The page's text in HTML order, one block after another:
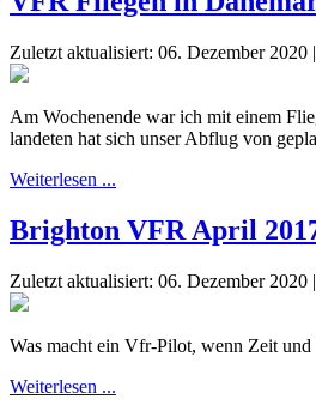
Zuletzt aktualisiert: 06. Dezember 2020 |
Am Wochenende war ich mit einem
landeten hat sich unser Abflug von
Weiterlesen ...
Brighton VFR April
Zuletzt aktualisiert: 06. Dezember 2020 |
Was macht ein Vfr-Pilot, wenn Zeit und
Weiterlesen ...